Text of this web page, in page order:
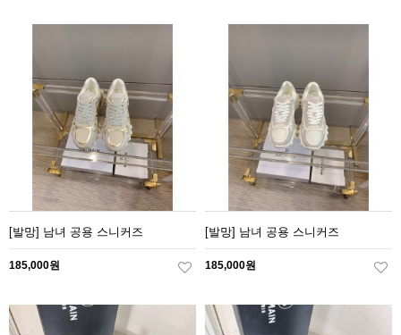
[발망] 남녀 공용 스니커즈
185,000원
[발망] 남녀 공용 스니커즈
185,000원